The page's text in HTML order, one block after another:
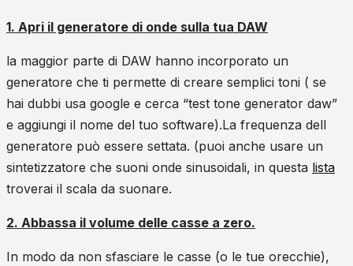
1. Apri il generatore di onde sulla tua DAW
la maggior parte di DAW hanno incorporato un
generatore che ti permette di creare semplici toni ( se
hai dubbi usa google e cerca “test tone generator daw”
e aggiungi il nome del tuo software).La frequenza dell
generatore può essere settata. (puoi anche usare un
sintetizzatore che suoni onde sinusoidali, in questa lista
troverai il scala da suonare.
2. Abbassa il volume delle casse a zero.
In modo da non sfasciare le casse (o le tue orecchie),